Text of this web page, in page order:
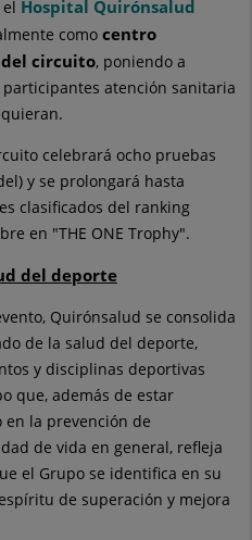
Hospital Quirónsalud
como centro
circuito, poniendo a
atención sanitaria
celebrará ocho pruebas
y se prolongará hasta
clasificados del ranking
en "THE ONE Trophy".
del deporte
Quirónsalud se consolida
de la salud del deporte,
y disciplinas deportivas
que, además de estar
la prevención de
de vida en general, refleja
el Grupo se identifica en su
de superación y mejora